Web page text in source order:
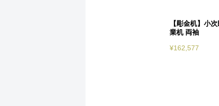
【彫金机】小
業机 両袖
¥162,577